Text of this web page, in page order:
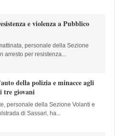
e violenza a Pubblico
personale della Sezione
arresto per resistenza...
della polizia e minacce agli
tre giovani
personale della Sezione Volanti e
di Sassari, ha...